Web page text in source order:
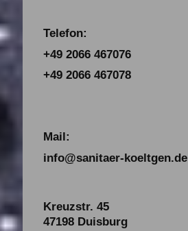
Telefon:
+49 2066 467076
+49 2066 467078
Mail:
info@sanitaer-koeltgen.de
Kreuzstr. 45
47198 Duisburg